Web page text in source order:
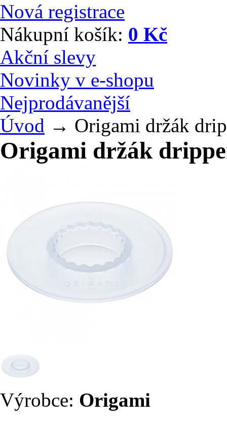
Nová registrace
Nákupní košík: 0 Kč
Akční slevy
Novinky v e-shopu
Nejprodávanější
Úvod → Origami držák
Origami držák
Výrobce: Origami